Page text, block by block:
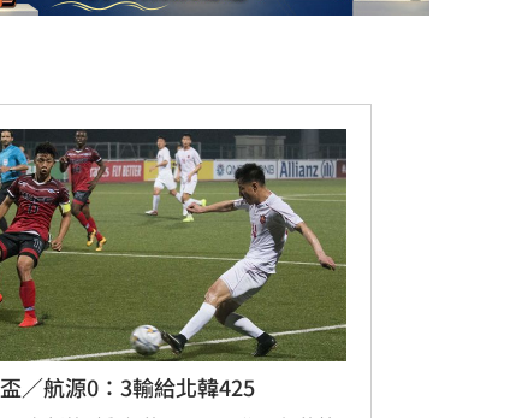
／航源0：3輸給北韓425